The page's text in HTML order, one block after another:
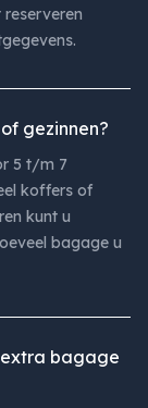
gezinnen?
5 t/m 7
koffers of
kunt u
bagage u
bagage